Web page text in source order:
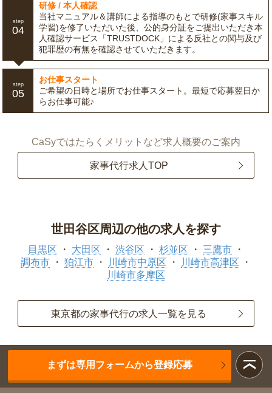
step
04
研修 / 本人確認
当社マニュアル＆講師による指導のもとで研修(家事スキル
学習)を修了いただいた後、公的身分証をご提出いただき本
人確認サービス「TRUSTDOCK」による反社との関与及び
犯罪歴の有無を確認させていただきます。
step
05
お仕事スタート
ご希望の日時と場所でお仕事スタート。最短で応募翌日か
らお仕事可能♪
CaSyではたらくメリットなど求人概要のご案内
家事代行求人TOP
世田谷区周辺の他の求人を探す
目黒区 大田区 渋谷区 杉並区
三鷹市
調布市
狛江市 川崎市中原区
川崎市高津区
川崎市多摩区
東京都の家事代行の求人一覧を見る
まずは専用フォームから登録応募